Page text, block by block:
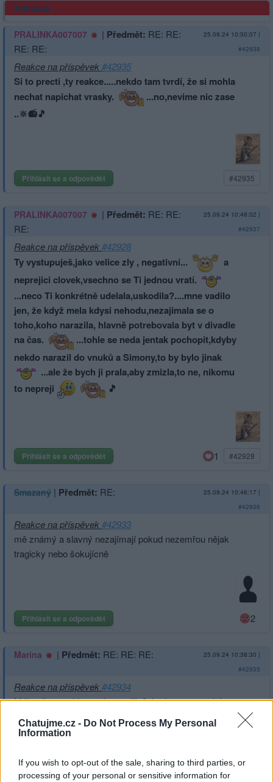
Chatujme.cz - Do Not Process My Personal
Information
If you wish to opt-out of the sale, sharing to third parties, or
processing of your personal or sensitive information for
Reklama
PRALINKA007007 | Předmět: RE: RE:
RE: RE:
25.09.24 10:50:07 |
#42938
Reakce na příspěvek#42935
Si to precti ,ty reakce.....nekdo tam tvrdí, že si mohla
nechat napichat vrasky.
...no,nevime nic zase
..🔆📻🎵
Přihlásit se a odpovědět #42935
PRALINKA007007 | Předmět: RE: RE:
RE:
25.09.24 10:48:02 |
#42937
Reakce na příspěvek#42928
Ty vystupuješ,jako velice zly , negativní...
a
neprejici clovek,vsechno se Ti jednou vratí.
...neco Ti konkrétně udelala,uskodi­la?....mne vadilo
jen, že když mela kdysi nehodu,nezajimala se o
toho,koho narazila, hlavně potrebovala byt v divadle
na čas.
...tohle se neda jentak pochopit,kdyby
nekdo narazil do vnuků a Simony,to by bylo jinak
...ale že bych ji prala,aby zmizla,to ne, nikomu
to nepreji
🎵
Přihlásit se a odpovědět 1 #42928
Smazaný | Předmět: RE: 25.09.24 10:46:17 |
#42936
Reakce na příspěvek#42933
mě známý a slavný nezajímají pokud nezemřou nějak
tragicky nebo šokujícně
Přihlásit se a odpovědět 2
Marina | Předmět: RE: RE: RE: 25.09.24 10:38:30 |
#42935
Reakce na příspěvek#42934
Málo něco upekla a nebo uvařila? Je dost ve vysokém